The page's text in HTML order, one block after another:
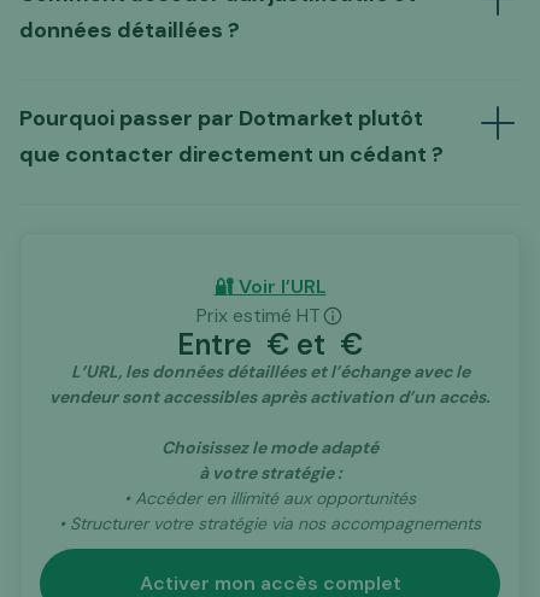
L’échange préalable proposé par Dotmarket
données détaillées ?
déblocage de l’annonce,
un abonnement
dans le cadre de nos
accompagnements.
Pourquoi passer par Dotmarket plutôt
que contacter directement un cédant ?
tiers
d’intermédiation spécialisé dans les actifs
🔐 Voir l’URL
Prix estimé HT
Entre € et €
L’URL, les données détaillées et l’échange avec le
vendeur sont accessibles après activation d’un accès.
Choisissez le mode adapté
à votre stratégie :
• Accéder en illimité aux opportunités
• Structurer votre stratégie via nos accompagnements
Activer mon accès complet